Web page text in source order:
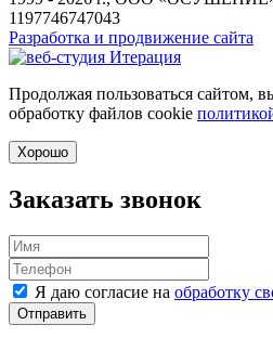
1197746747043
Разработка и продвижение сайта
Продолжая пользоваться сайтом,
обработку файлов cookie
Хорошо
Заказать звонок
Я даю согласие на обработку
Отправить